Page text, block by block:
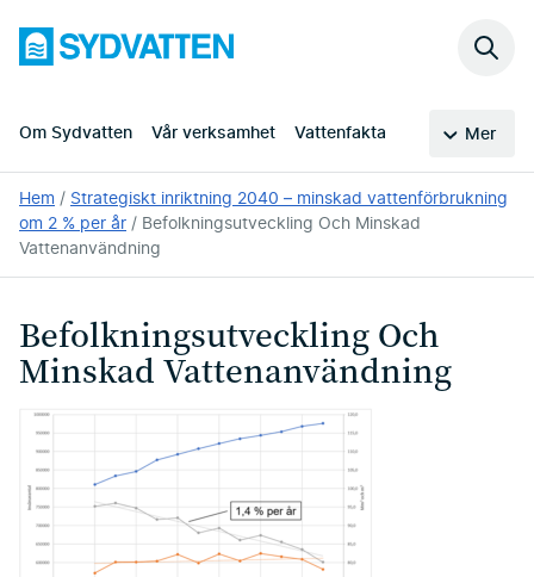
huvudinnehållet
Sydvatten
Om Sydvatten Vår verksamhet Vattenfakta Mer
Sök
Du
är
här:
Hem
Strategiskt inriktning 2040 – minskad vattenförbrukning
om 2 % per år
Befolkningsutveckling Och Minskad
Vattenanvändning
Befolkningsutveckling Och
Minskad Vattenanvändning